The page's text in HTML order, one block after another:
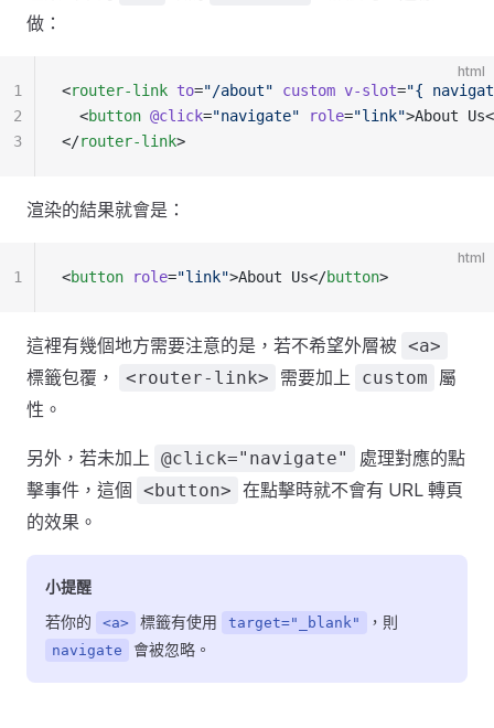
做：
html
<router-link to="/about" custom v-slot="{
  <
button @click="navigate" role="link">About
</router-link>
1
2
3
渲染的結果就會是：
html
<button role="link">About Us</button>
1
這裡有幾個地方需要注意的是，若不希望外層被 <a>
標籤包覆， <router-link> 需要加上 custom
屬
性。
另外，若未加上 @click="navigate"
處理對應的點
擊事件，這個
<button> 在點擊時就不會有 URL 轉頁
的效果。
小提醒
若你的
<a> 標籤有使用 target="_blank" ，則
navigate 會被忽略。